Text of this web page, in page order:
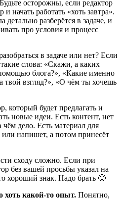
Будьте осторожны, если редактор
и начать работать «хоть завтра».
разберётся в задаче, и
про условия и процесс
в задаче или нет? Если
слова: «Скажи, а каких
блога?», «Какие именно
твой взгляд?», «О чём ты хочешь
который будет предлагать и
новые идеи. Есть контент, нет
дело. Есть материал для
напишет, а потом принесёт
сходу сложно. Если при
без вашей просьбы указал на
хороший знак. Надо брать 🙂
какой-то опыт. Понятно,